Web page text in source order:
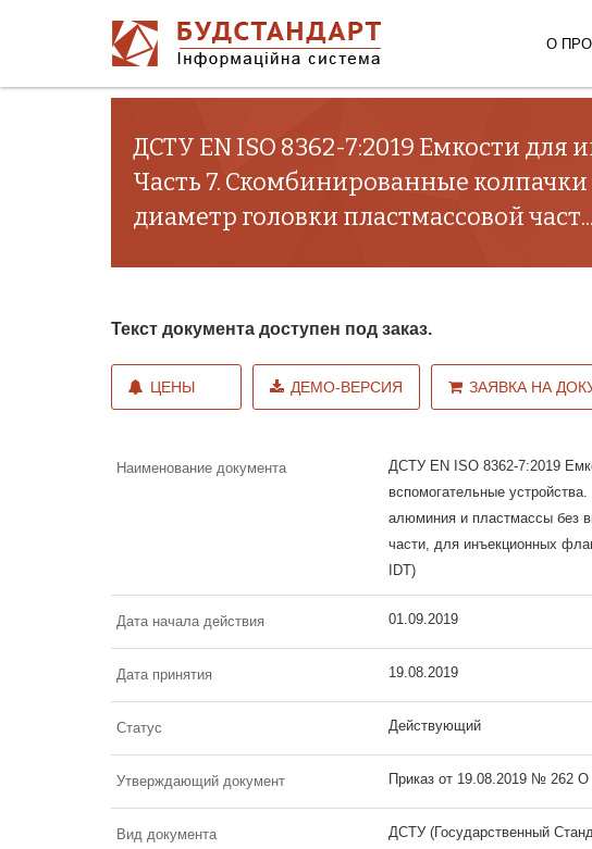
О
ДСТУ EN ISO 8362-7:2019 Емкости
Часть 7. Скомбинированные
диаметр головки пластмассовой част...
Текст документа доступен под заказ.
ЦЕНЫ ДЕМО-ВЕРСИЯ ЗАЯВКА НА
Наименование документа
ДСТУ EN ISO 8362-7:2019
вспомогательные
алюминия и пластмассы без
части, для инъекционных
IDT)
Дата начала действия 01.09.2019
Дата принятия 19.08.2019
Статус Действующий
Утверждающий документ Приказ от 19.08.2019 № 262 О
Вид документа ДСТУ (Государственный